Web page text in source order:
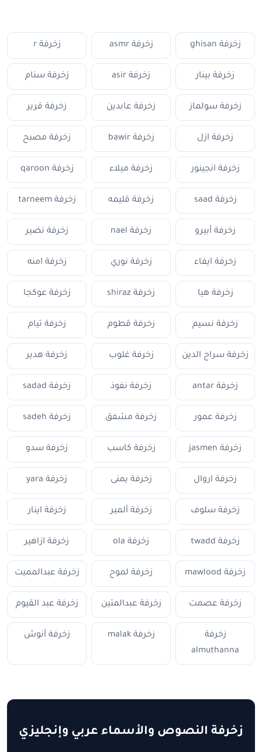
زخرفة ghisan زخرفة asmr زخرفة r
زخرفة بينار زخرفة asir زخرفة سنام
زخرفة سولماز زخرفة عابدين زخرفة قرير
زخرفة ازل زخرفة bawir زخرفة مصبح
زخرفة انجينور زخرفة ميلاء زخرفة qaroon
زخرفة saad زخرفة قليمه زخرفة tarneem
زخرفة أبيرو زخرفة nael زخرفة نضير
زخرفة ايفاء زخرفة نوري زخرفة امنه
زخرفة هيا زخرفة shiraz زخرفة عوكجا
زخرفة نسيم زخرفة قطوم زخرفة تيام
زخرفة سراج الدين زخرفة غلوب زخرفة هدير
زخرفة antar زخرفة نفوذ زخرفة sadad
زخرفة عمور زخرفة مشفق زخرفة sadeh
زخرفة jasmen زخرفة كاسب زخرفة سدو
زخرفة اروال زخرفة يمنى زخرفة yara
زخرفة سلوف زخرفة ألمير زخرفة اينار
زخرفة twadd زخرفة ola زخرفة ازاهير
زخرفة mawlood زخرفة لموح زخرفة عبدالمميت
زخرفة عصمت زخرفة عبدالمتين زخرفة عبد القيوم
زخرفة
almuthanna
زخرفة malak زخرفة أنوش
زخرفة النصوص والأسماء عربي وإنجليزي